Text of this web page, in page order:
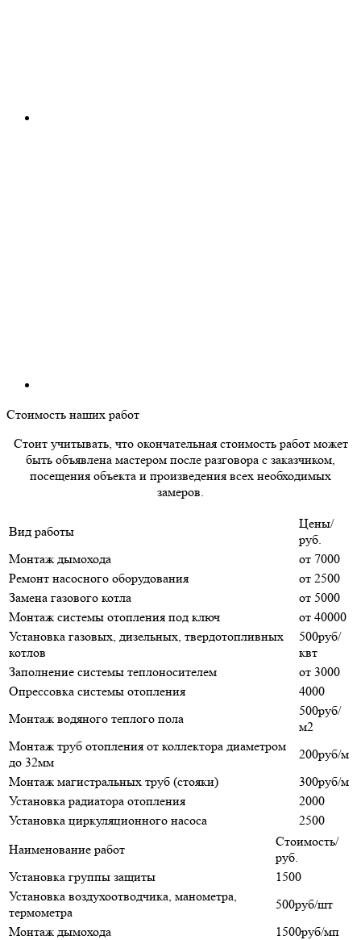
Стоимость наших работ
Стоит учитывать, что окончательная стоимость работ может
быть объявлена мастером после разговора с заказчиком,
посещения объекта и произведения всех необходимых
замеров.
Вид работы
Цены/
руб.
Монтаж дымохода
от 7000
Ремонт насосного оборудования
от 2500
Замена газового котла
от 5000
Монтаж системы отопления под ключ
от 40000
Установка газовых, дизельных, твердотопливных
котлов
500руб/
квт
Заполнение системы теплоносителем
от 3000
Опрессовка системы отопления
4000
Монтаж водяного теплого пола
500руб/
м2
Монтаж труб отопления от коллектора диаметром
до 32мм
200руб/м
Монтаж магистральных труб (стояки)
300руб/м
Установка радиатора отопления
2000
Установка циркуляционного насоса
2500
Наименование работ
Стоимость/
руб.
Установка группы защиты
1500
Установка воздухоотводчика, манометра,
термометра
500руб/шт
Монтаж дымохода
1500руб/мп